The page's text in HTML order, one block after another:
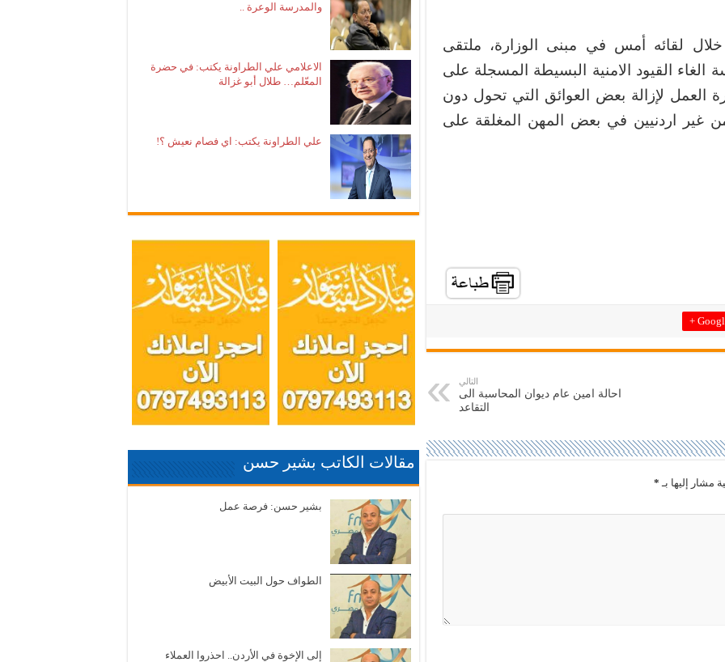
لقائه أمس في مبنى الوزارة، ملتقى
الغاء القيود الامنية البسيطة المسجلة على
العمل لإزالة بعض العوائق التي تحول دون
من غير اردنيين في بعض المهن المغلقة على
Google
التالي
احالة امين عام ديوان المحاسبة الى
التقاعد
مشار إليها بـ *
والمدرسة الوعرة ..
الاعلامي علي الطراونة يكتب: في حضرة
المعّلم… طلال أبو غزالة
علي الطراونة يكتب: اي فصام نعيش ؟!
مقالات الكاتب بشير حسن
بشير حسن: فرصة عمل
الطواف حول البيت الأبيض
إلى الإخوة في الأردن.. احذروا العملاء